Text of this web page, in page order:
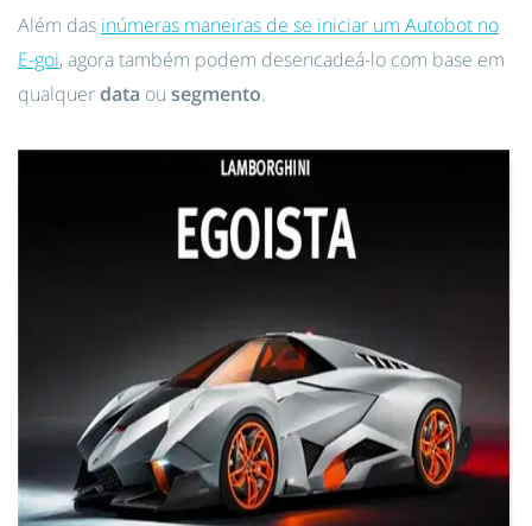
Além das inúmeras maneiras de se iniciar um Autobot no
E-goi, agora também podem desencadeá-lo com base em
qualquerdata ou segmento.